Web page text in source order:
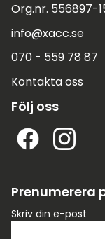
Org.nr. 556897-
info@xacc.se
070 - 559 78 87
Kontakta oss
Följ oss
Prenumerera
Skriv din e-post